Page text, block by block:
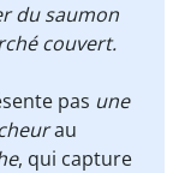
du saumon
couvert.
pas une
au
, qui capture